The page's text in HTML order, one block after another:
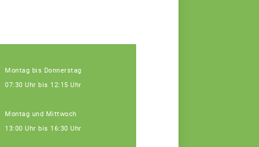
Montag bis Donnerstag
07:30 Uhr bis 12:15 Uhr
Montag und Mittwoch
13:00 Uhr bis 16:30 Uhr